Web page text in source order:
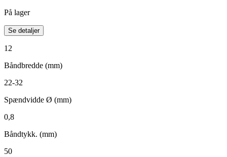
På lager
Se detaljer
12
Båndbredde (mm)
22-32
Spændvidde Ø (mm)
0,8
Båndtykk. (mm)
50